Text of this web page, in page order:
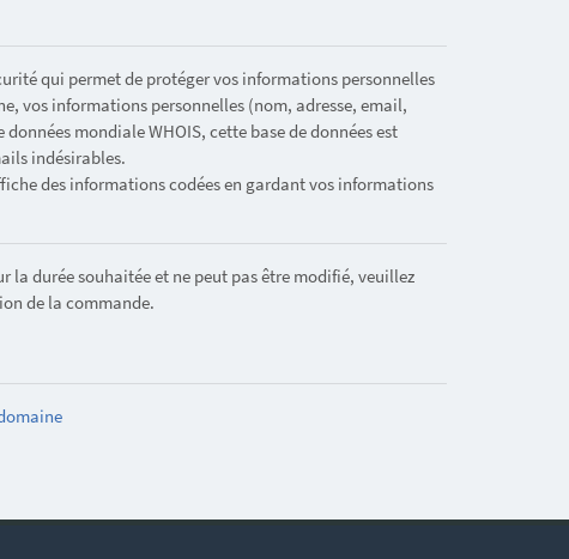
qui permet de protéger vos informations personnelles
vos informations personnelles (nom, adresse, email,
mondiale WHOIS, cette base de données est
indésirables.
des informations codées en gardant vos informations
la durée souhaitée et ne peut pas être modifié, veuillez
de la commande.